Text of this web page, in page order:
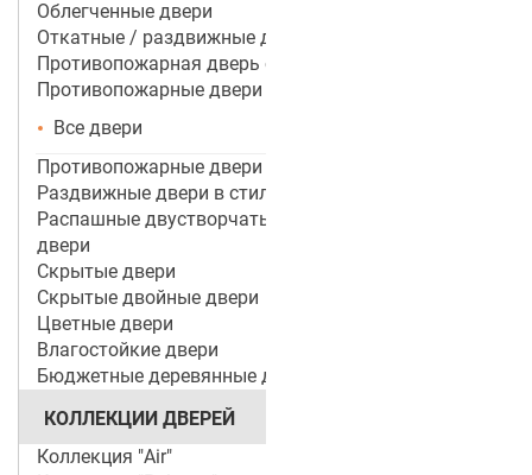
Облегченные двери
Откатные / раздвижные двери
Противопожарная дверь со стеклом
Противопожарные двери
Все двери
Противопожарные двери ei 60
Раздвижные двери в стиле лофт
Распашные двустворчатые межкомнатные
двери
Скрытые двери
Скрытые двойные двери
Цветные двери
Влагостойкие двери
Бюджетные деревянные двери
КОЛЛЕКЦИИ ДВЕРЕЙ
Коллекция "Air"